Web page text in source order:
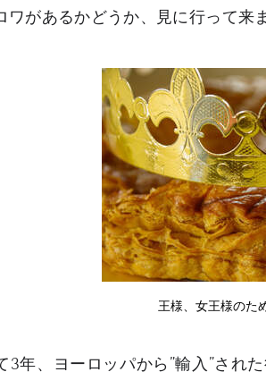
ワがあるかどうか、見に行って来
王様、女王様のた
3年、ヨーロッパから”輸入”され